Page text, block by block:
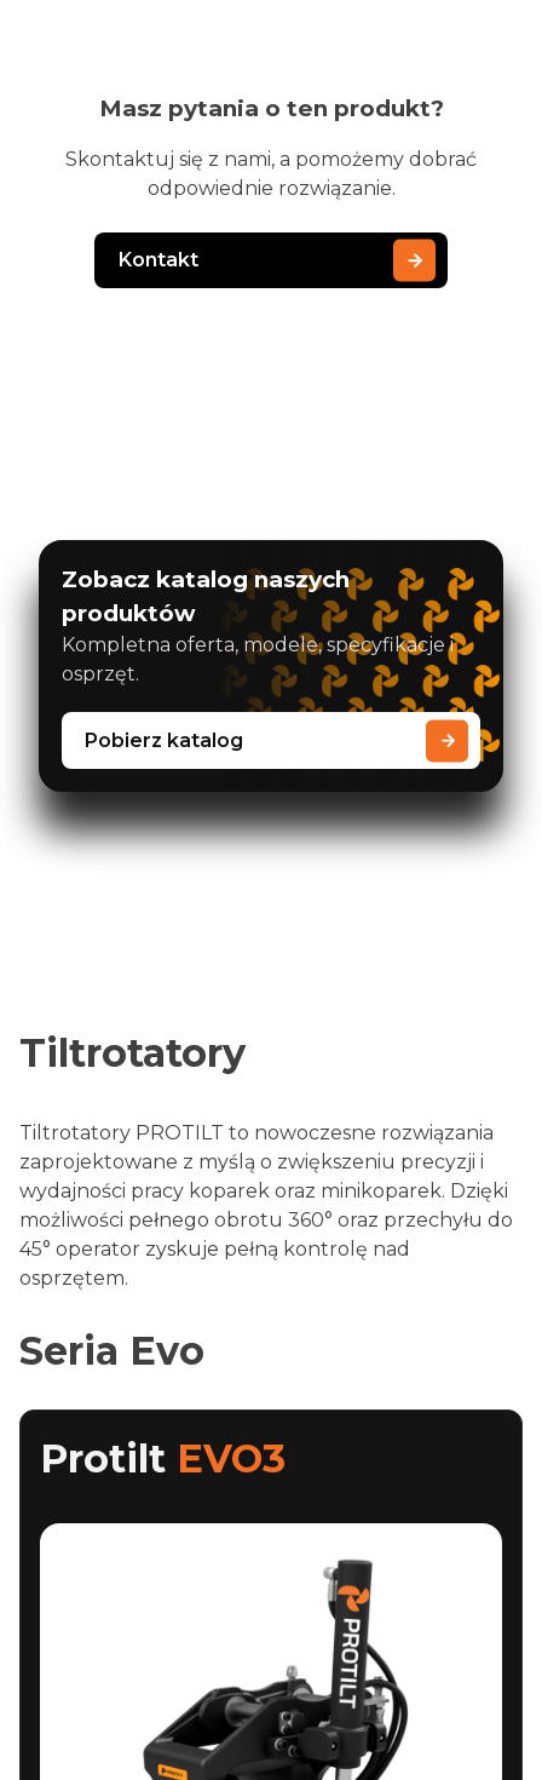
Masz pytania o ten produkt?
Skontaktuj się z nami, a pomożemy dobrać
odpowiednie rozwiązanie.
Kontakt
Zobacz katalog naszych
produktów
Kompletna oferta, modele, specyfikacje i
osprzęt.
Pobierz katalog
Tiltrotatory
Tiltrotatory PROTILT to nowoczesne rozwiązania
zaprojektowane z myślą o zwiększeniu precyzji i
wydajności pracy koparek oraz minikoparek. Dzięki
możliwości pełnego obrotu 360° oraz przechyłu do
45° operator zyskuje pełną kontrolę nad
osprzętem.
Seria Evo
Protilt EVO3